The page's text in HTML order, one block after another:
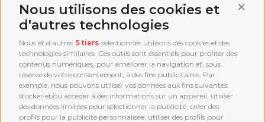
Nous utilisons des cookies et
d'autres technologies
Nous et d’autres 5 tiers sélectionnés utilisons des cookies et des
technologies similaires. Ces outils sont essentiels pour profiter des
contenus numériques, pour améliorer la navigation et, sous
réserve de votre consentement, à des fins publicitaires. Par
exemple, nous pouvons utiliser vos données aux fins suivantes:
stocker et/ou accéder à des informations sur un appareil, utiliser
des données limitées pour sélectionner la publicité, créer des
profils pour la publicité personnalisée, utiliser des profils pour
AWARD